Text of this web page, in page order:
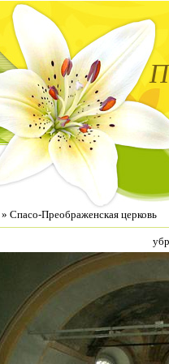
» Спасо-Преображенская церковь